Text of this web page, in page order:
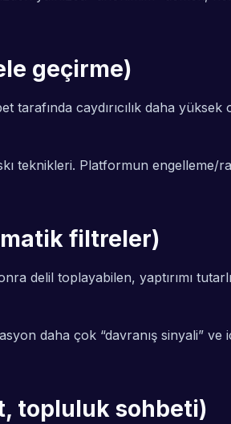
geçirme)
tarafında caydırıcılık daha
teknikleri. Platformun engelleme/
filtreler)
delil toplayabilen, yaptırımı
daha çok “davranış sinyali” ve
topluluk sohbeti)